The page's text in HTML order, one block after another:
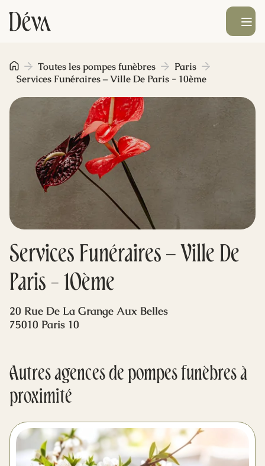
Obsèques
Prévoyance
Monument funéraire
Livraison de fleurs
Blog
Mes dernières volontés
Ouvrir le
Services Funéraires – Ville De
Paris - 10ème
Toutes les pompes funèbres
Paris
Services Funéraires – Ville De Paris - 10ème
20 Rue De La Grange Aux Belles
75010 Paris 10
Autres agences de pompes funèbres à
proximité